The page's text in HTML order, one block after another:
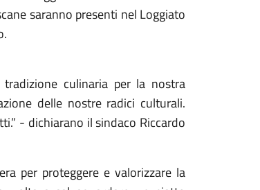
saranno presenti nel Loggiato
culinaria per la nostra
delle nostre radici culturali.
- dichiarano il sindaco Riccardo
per proteggere e valorizzare la